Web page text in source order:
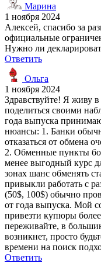
Марина
1 ноября 2024
Алексей, спасибо за
официальные
Нужно ли
Ответить
Ольга
1 ноября 2024
Здравствуйте! Я живу
поделиться своими
года выпуска
нюансы: 1. Банки
отказаться от обмена
2. Обменные пункты
менее выгодный курс
зонах шанс обменять
привыкли работать с
(50$, 100$) обычно
от года выпуска. Мой
привезти купюры
переживайте, в
возникнет, просто
времени на поиск
Ответить